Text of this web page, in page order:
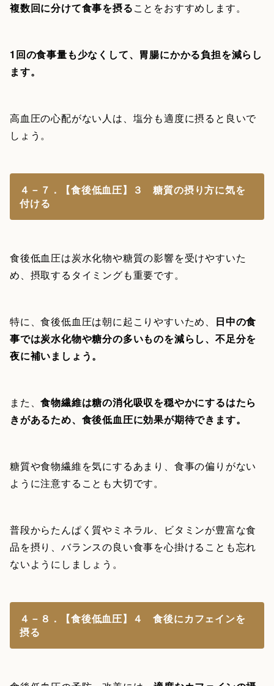
複数回に分けて食事を摂ることをおすすめします。
1回の食事量も少なくして、胃腸にかかる負担を減らし
ます。
高血圧の心配がない人は、塩分も適度に摂ると良いで
しょう。
４－７．【食後低血圧】３ 糖質の摂り方に気を
付ける
食後低血圧は炭水化物や糖質の影響を受けやすいた
め、摂取するタイミングも重要です。
特に、食後低血圧は朝に起こりやすいため、 日中の食
事では炭水化物や糖分の多いものを減らし、不足分を
夜に補いましょう。
また、食物繊維は糖の消化吸収を穏やかにするはたら
きがあるため、食後低血圧に効果が期待できます。
糖質や食物繊維を気にするあまり、食事の偏りがない
ように注意することも大切です。
普段からたんぱく質やミネラル、ビタミンが豊富な食
品を摂り、バランスの良い食事を心掛けることも忘れ
ないようにしましょう。
４－８．【食後低血圧】４ 食後にカフェインを
摂る